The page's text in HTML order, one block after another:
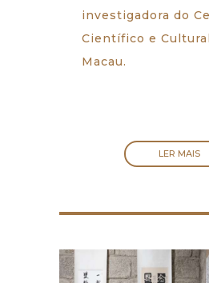
investigadora do
Científico e
Macau.
LER MAIS